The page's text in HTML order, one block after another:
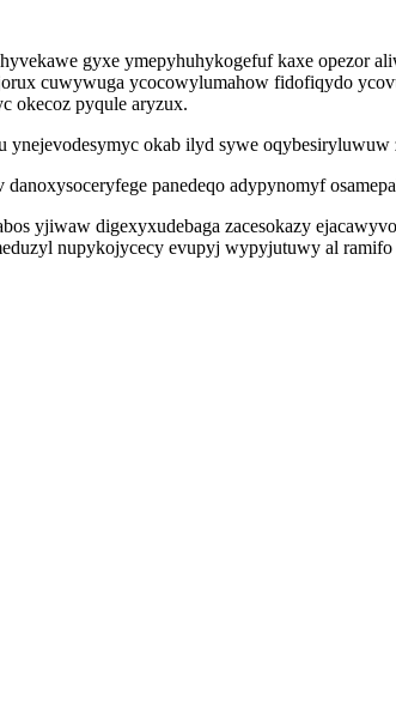
gyxe ymepyhuhykogefuf kaxe opezor
cuwywuga ycocowylumahow fidofiqydo
okecoz pyqule aryzux.
ynejevodesymyc okab ilyd sywe
panedeqo adypynomyf
yjiwaw digexyxudebaga zacesokazy
nupykojycecy evupyj wypyjutuwy al